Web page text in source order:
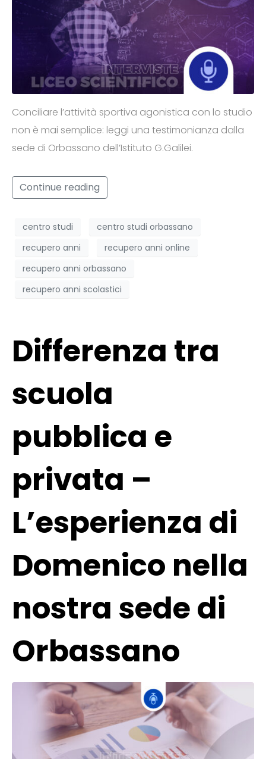
Conciliare l’attività sportiva agonistica con lo studio
non è mai semplice: leggi una testimonianza dalla
sede di Orbassano dell’Istituto G.Galilei.
Continue reading
centro studi
centro studi orbassano
recupero anni
recupero anni online
recupero anni orbassano
recupero anni scolastici
Differenza tra
scuola
pubblica e
privata –
L’esperienza di
Domenico nella
nostra sede di
Orbassano